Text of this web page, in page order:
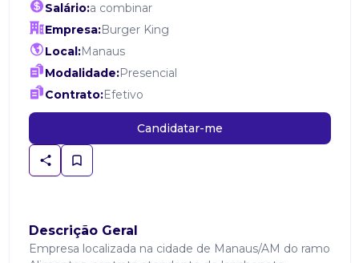
Salário:a combinar
Empresa:Burger King
Local:Manaus
Modalidade:Presencial
Contrato:Efetivo
Candidatar-me
Descrição Geral
Empresa localizada na cidade de Manaus/AM do ramo